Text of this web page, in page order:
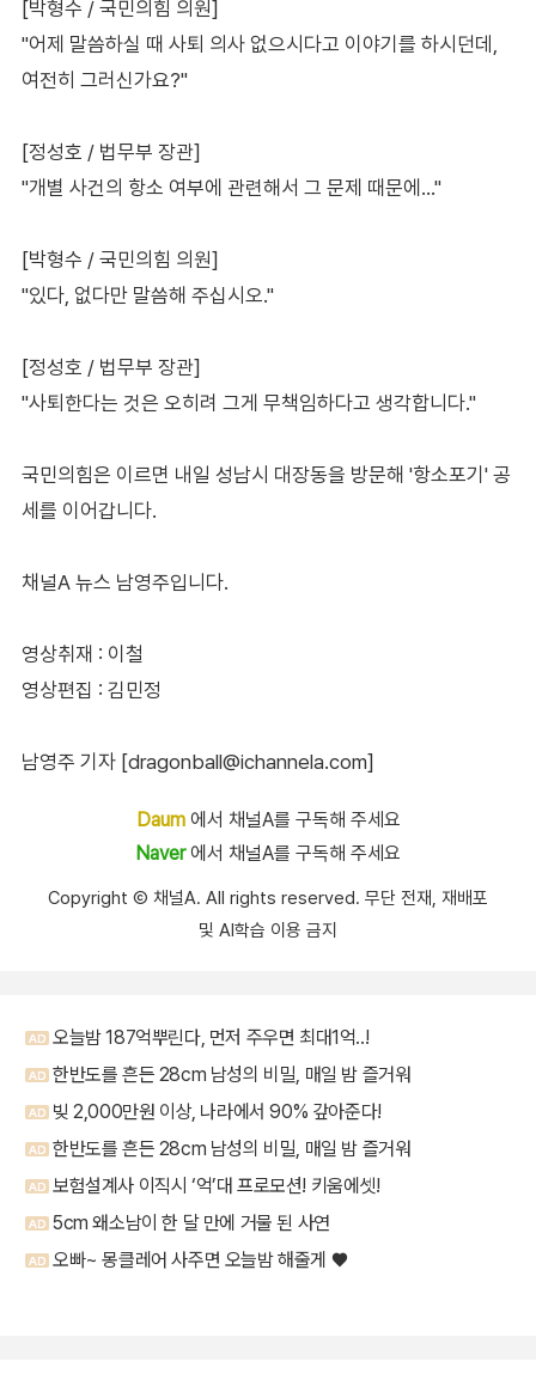
[박형수 / 국민의힘 의원]
"어제 말씀하실 때 사퇴 의사 없으시다고 이야기를 하시던데,
여전히 그러신가요?"
[정성호 / 법무부 장관]
"개별 사건의 항소 여부에 관련해서 그 문제 때문에…"
[박형수 / 국민의힘 의원]
"있다, 없다만 말씀해 주십시오."
[정성호 / 법무부 장관]
"사퇴한다는 것은 오히려 그게 무책임하다고 생각합니다."
국민의힘은 이르면 내일 성남시 대장동을 방문해 '항소포기' 공
세를 이어갑니다.
채널A 뉴스 남영주입니다.
영상취재 : 이철
영상편집 : 김민정
남영주 기자 [dragonball@ichannela.com]
Daum에서 채널A를 구독해 주세요
Naver에서 채널A를 구독해 주세요
Copyright Ⓒ 채널A. All rights reserved. 무단 전재, 재배포
및 AI학습 이용 금지